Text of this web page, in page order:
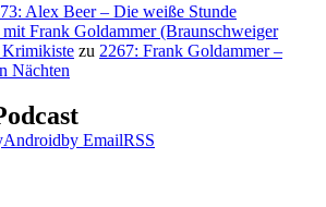
Alex Beer – Die weiße Stunde
Frank Goldammer (Braunschweiger
zu 2267: Frank Goldammer –
Nächten
Androidby EmailRSS